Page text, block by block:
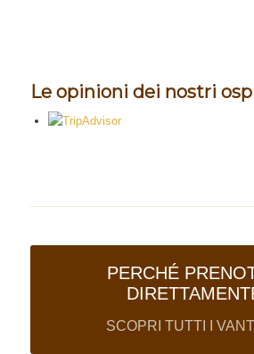
Le opinioni dei nostri
PERCHÉ
SCOPRI TUTTI I